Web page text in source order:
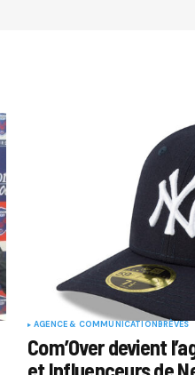
AGENCE & COMMUNICATION BRÈVES
Com’Over devient